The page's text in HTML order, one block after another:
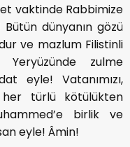
vaktinde Rabbimize
dünyanın gözü
ve mazlum Filistinli
zulme
eyle! Vatanımızı,
her türlü kötülükten
birlik ve
eyle! Âmin!